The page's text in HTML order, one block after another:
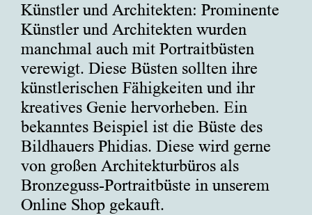
Künstler und Architekten: Prominente
Künstler und Architekten wurden
manchmal auch mit Portraitbüsten
verewigt. Diese Büsten sollten ihre
künstlerischen Fähigkeiten und ihr
kreatives Genie hervorheben. Ein
bekanntes Beispiel ist die Büste des
Bildhauers Phidias. Diese wird gerne
von großen Architekturbüros als
Bronzeguss-Portraitbüste in unserem
Online Shop gekauft.